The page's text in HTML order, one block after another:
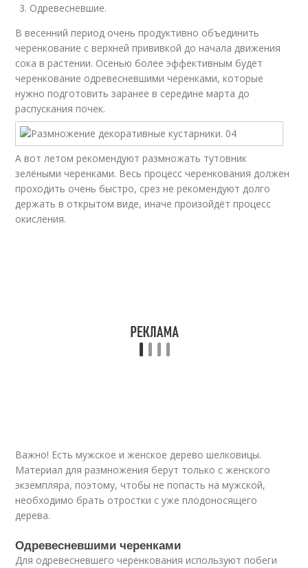
Одревесневшие.
В весенний период очень продуктивно объединить
черенкование с верхней прививкой до начала движения
сока в растении. Осенью более эффективным будет
черенкование одревесневшими черенками, которые
нужно подготовить заранее в середине марта до
распускания почек.
А вот летом рекомендуют размножать тутовник
зелёными черенками. Весь процесс черенкования должен
проходить очень быстро, срез не рекомендуют долго
держать в открытом виде, иначе произойдёт процесс
окисления.
Важно! Есть мужское и женское дерево шелковицы.
Материал для размножения берут только с женского
экземпляра, поэтому, чтобы не попасть на мужской,
необходимо брать отростки с уже плодоносящего
дерева.
Одревесневшими черенками
Для одревесневшего черенкования используют побеги